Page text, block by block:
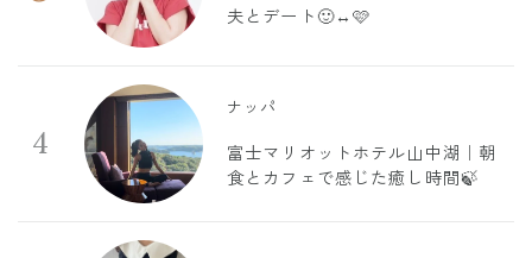
夫とデート🙂‍↔️🩷
4
ナッパ
富士マリオットホテル山中湖｜朝
食とカフェで感じた癒し時間🍃